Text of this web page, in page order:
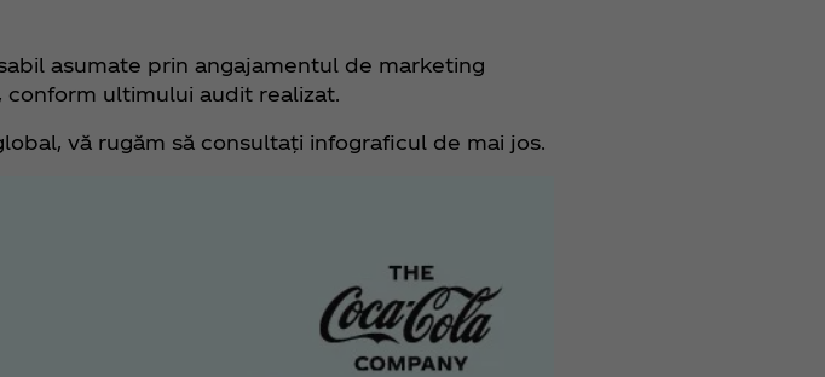
asumate prin angajamentul de marketing
conform ultimului audit realizat.
vă rugăm să consultați infograficul de mai jos.